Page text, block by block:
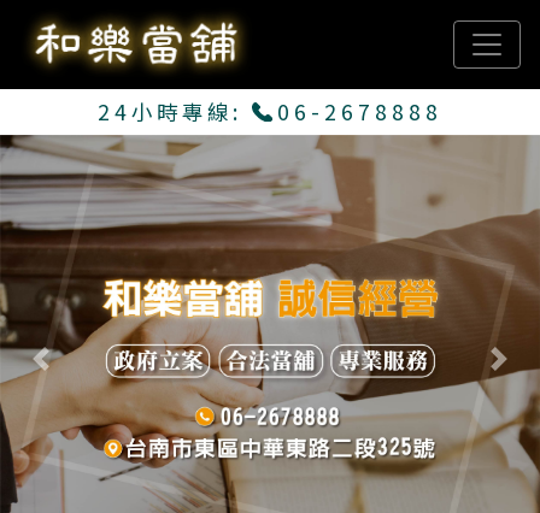
24小時專線: 06-2678888
Previous Next